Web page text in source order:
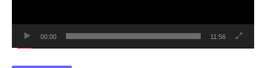
00:00 11:56